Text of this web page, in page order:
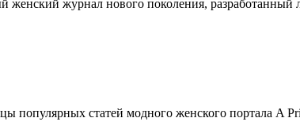
журнал нового поколения, разработанный
популярных статей модного женского портала A